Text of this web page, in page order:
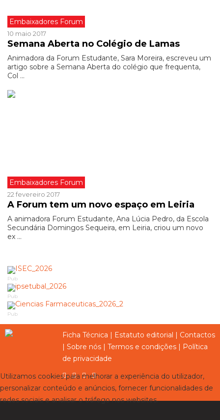
Embaixadores Forum
10 maio 2017
Semana Aberta no Colégio de Lamas
Animadora da Forum Estudante, Sara Moreira, escreveu um
artigo sobre a Semana Aberta do colégio que frequenta,
Col ...
Embaixadores Forum
22 fevereiro 2017
A Forum tem um novo espaço em Leiria
A animadora Forum Estudante, Ana Lúcia Pedro, da Escola
Secundária Domingos Sequeira, em Leiria, criou um novo
ex ...
Pub
Pub
Pub
Ficha Técnica | Estatuto editorial | Contactos
| Sobre nós | Termos e condições | Política
de privacidade
Utilizamos cookies para melhorar a experiência do utilizador,
personalizar conteúdo e anúncios, fornecer funcionalidades de
redes sociais e analisar o tráfego nos websites.